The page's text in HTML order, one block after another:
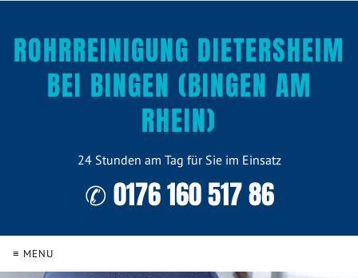
ROHRREINIGUNG DIETERSHEIM
BEI BINGEN (BINGEN AM
RHEIN)
24 Stunden am Tag für Sie im Einsatz
✆ 0176 160 517 86
≡ MENU